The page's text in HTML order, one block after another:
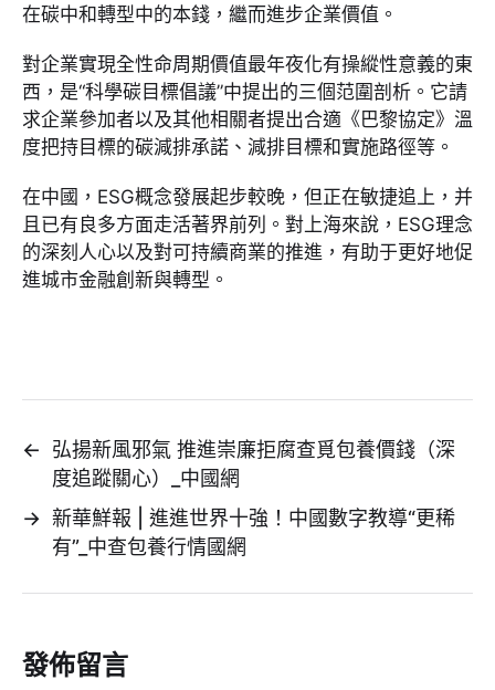
在碳中和轉型中的本錢，繼而進步企業價值。
對企業實現全性命周期價值最年夜化有操縱性意義的東
西，是“科學碳目標倡議”中提出的三個范圍剖析。它請
求企業參加者以及其他相關者提出合適《巴黎協定》溫
度把持目標的碳減排承諾、減排目標和實施路徑等。
在中國，ESG概念發展起步較晚，但正在敏捷追上，并
且已有良多方面走活著界前列。對上海來說，ESG理念
的深刻人心以及對可持續商業的推進，有助于更好地促
進城市金融創新與轉型。
←
弘揚新風邪氣 推進崇廉拒腐查覓包養價錢（深
度追蹤關心）_中國網
→ 新華鮮報 | 進進世界十強！中國數字教導“更稀
有”_中查包養行情國網
發佈留言